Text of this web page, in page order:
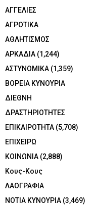
ΑΓΓΕΛΙΕΣ
ΑΓΡΟΤΙΚΑ
ΑΘΛΗΤΙΣΜΟΣ
ΑΡΚΑΔΙΑ (1,244)
ΑΣΤΥΝΟΜΙΚΑ (1,359)
ΒΟΡΕΙΑ ΚΥΝΟΥΡΙΑ
ΔΙΕΘΝΗ
ΔΡΑΣΤΗΡΙΟΤΗΤΕΣ
ΕΠΙΚΑΙΡΟΤΗΤΑ (5,708)
ΕΠΙΧΕΙΡΩ
ΚΟΙΝΩΝΙΑ (2,888)
Κους-Κους
ΛΑΟΓΡΑΦΙΑ
ΝΟΤΙΑ ΚΥΝΟΥΡΙΑ (3,469)